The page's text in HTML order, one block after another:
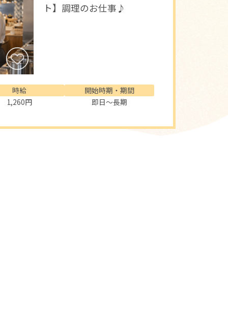
ト】調理のお仕事♪
時給
1,260円
開始時期・期間
即日～長期